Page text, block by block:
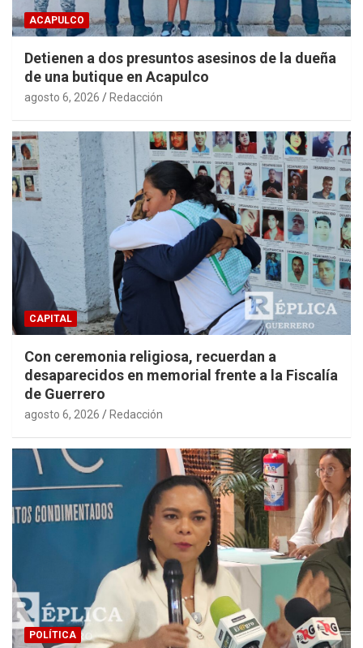
ACAPULCO
Detienen a dos presuntos asesinos de la dueña
de una butique en Acapulco
agosto 6, 2026 Redacción
CAPITAL
Con ceremonia religiosa, recuerdan a
desaparecidos en memorial frente a la Fiscalía
de Guerrero
agosto 6, 2026 Redacción
POLÍTICA